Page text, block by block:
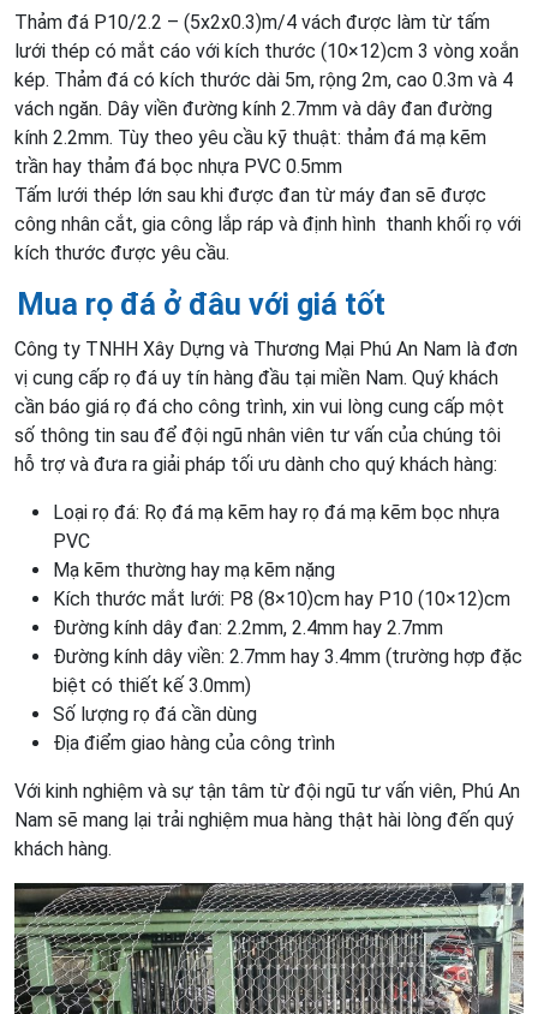
Thảm đá P10/2.2 – (5x2x0.3)m/4 vách được làm từ tấm
lưới thép có mắt cáo với kích thước (10×12)cm 3 vòng xoắn
kép. Thảm đá có kích thước dài 5m, rộng 2m, cao 0.3m và 4
vách ngăn. Dây viền đường kính 2.7mm và dây đan đường
kính 2.2mm. Tùy theo yêu cầu kỹ thuật: thảm đá mạ kẽm
trần hay thảm đá bọc nhựa PVC 0.5mm
Tấm lưới thép lớn sau khi được đan từ máy đan sẽ được
công nhân cắt, gia công lắp ráp và định hình thanh khối rọ với
kích thước được yêu cầu.
Mua rọ đá ở đâu với giá tốt
Công ty TNHH Xây Dựng và Thương Mại Phú An Nam là đơn
vị cung cấp rọ đá uy tín hàng đầu tại miền Nam. Quý khách
cần báo giá rọ đá cho công trình, xin vui lòng cung cấp một
số thông tin sau để đội ngũ nhân viên tư vấn của chúng tôi
hỗ trợ và đưa ra giải pháp tối ưu dành cho quý khách hàng:
Loại rọ đá: Rọ đá mạ kẽm hay rọ đá mạ kẽm bọc nhựa
PVC
Mạ kẽm thường hay mạ kẽm nặng
Kích thước mắt lưới: P8 (8×10)cm hay P10 (10×12)cm
Đường kính dây đan: 2.2mm, 2.4mm hay 2.7mm
Đường kính dây viền: 2.7mm hay 3.4mm (trường hợp đặc
biệt có thiết kế 3.0mm)
Số lượng rọ đá cần dùng
Địa điểm giao hàng của công trình
Với kinh nghiệm và sự tận tâm từ đội ngũ tư vấn viên, Phú An
Nam sẽ mang lại trải nghiệm mua hàng thật hài lòng đến quý
khách hàng.